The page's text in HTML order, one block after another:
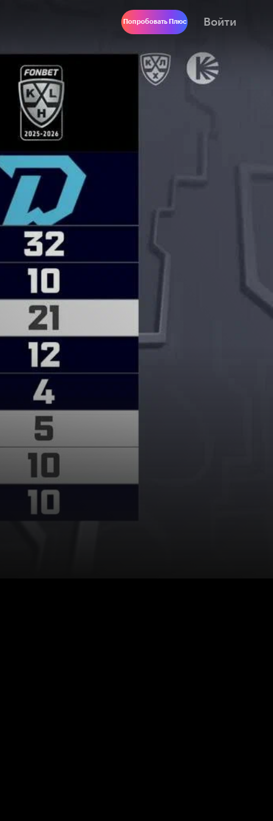
Попробовать Плюс Войти